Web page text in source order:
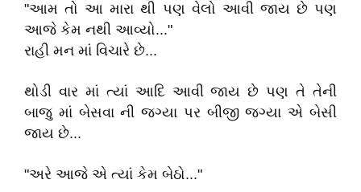
"આમ તો આ મારા થી પણ વેલો આવી જાય છે પણ
આજે કેમ નથી આવ્યો..."
રાહી મન માં વિચારે છે...
થોડી વાર માં ત્યાં આદિ આવી જાય છે પણ તે તેની
બાજુ માં બેસવા ની જગ્યા પર બીજી જગ્યા એ બેસી
જાય છે...
"અરે આજે એ ત્યાં કેમ બેઠો..."